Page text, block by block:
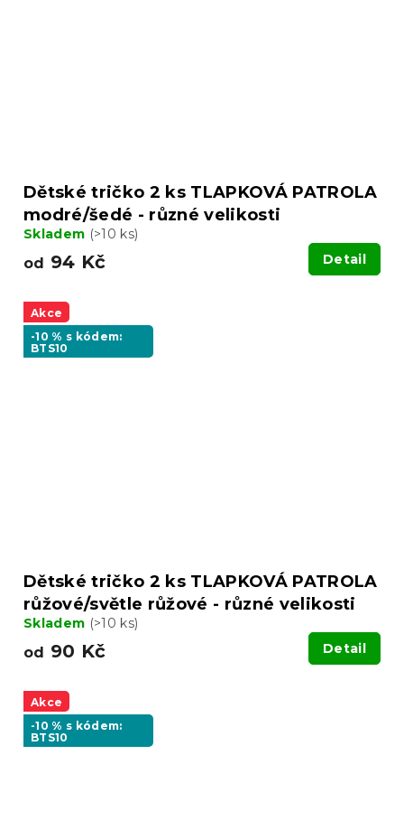
Dětské tričko 2 ks TLAPKOVÁ PATROLA
modré/šedé - různé velikosti
Skladem (>10 ks)
od 94 Kč Detail
Akce
-10 % s kódem:
BTS10
Dětské tričko 2 ks TLAPKOVÁ PATROLA
růžové/světle růžové - různé velikosti
Skladem (>10 ks)
od 90 Kč Detail
Akce
-10 % s kódem:
BTS10